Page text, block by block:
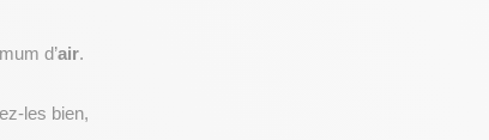
d’air.
les bien,